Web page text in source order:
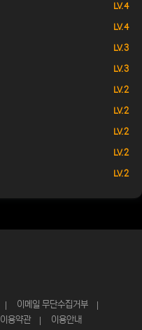
LV. 4
LV. 4
LV. 3
LV. 3
LV. 2
LV. 2
LV. 2
LV. 2
LV. 2
이메일 무단수집거부
이용약관 이용안내